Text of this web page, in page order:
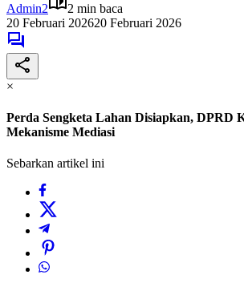
Admin2
2 min baca
20 Februari 202620 Februari 2026
×
Perda Sengketa Lahan Disiapkan, DPRD
Mekanisme Mediasi
Sebarkan artikel ini